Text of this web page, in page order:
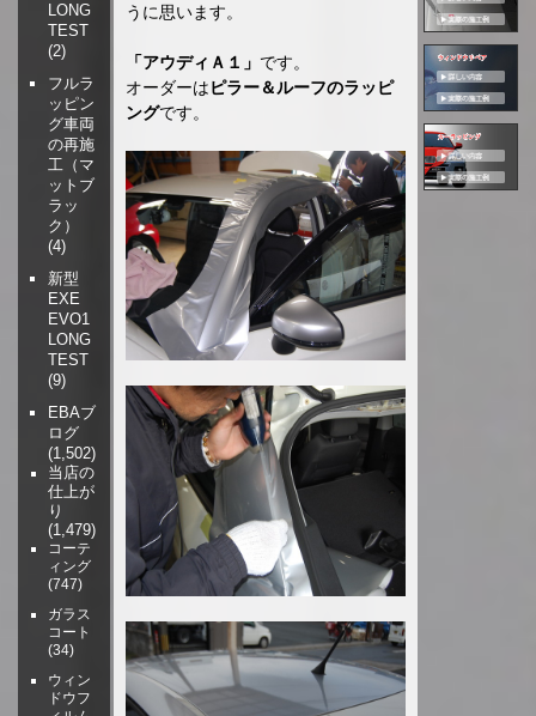
うに思います。
「アウディＡ１」 です。
オーダーはピラー＆ルーフのラッピ
ングです。
LONG
TEST
(2)
フルラ
ッピン
グ車両
の再施
工（マ
ットブ
ラッ
ク）
(4)
新型
EXE
EVO1
LONG
TEST
(9)
EBAブ
ログ
(1,502)
当店の
仕上が
り
(1,479)
コーテ
ィング
(747)
ガラス
コート
(34)
ウィン
ドウフ